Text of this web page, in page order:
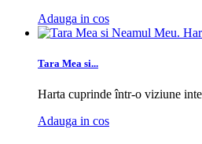
Adauga in cos
Tara Mea si...
Harta cuprinde într-o viziune
Adauga in cos